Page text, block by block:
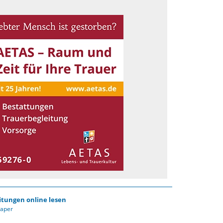
online lesen